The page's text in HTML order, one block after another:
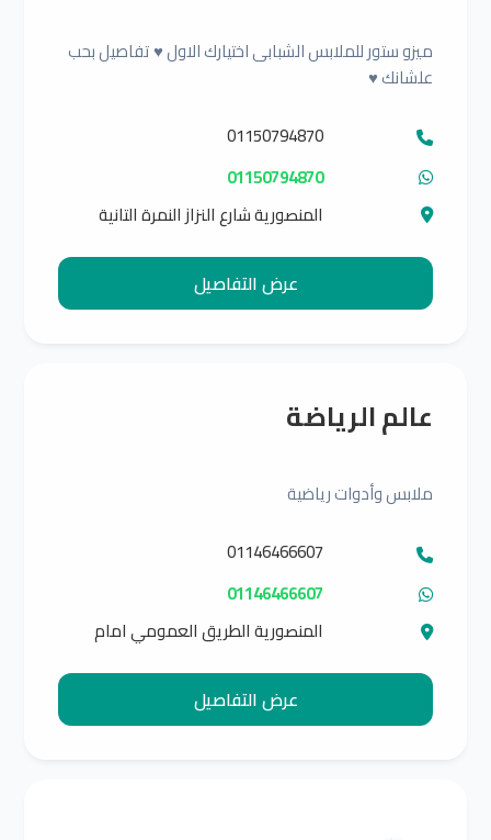
ميزو ستور للملابس الشبابى اختيارك الاول ♥️ تفاصيل بحب
علشانك ♥️
01150794870
01150794870
المنصورية شارع النزاز النمرة التانية
عرض التفاصيل
عالم الرياضة
ملابس وأدوات رياضية
01146466607
01146466607
المنصورية الطريق العمومي امام
عرض التفاصيل